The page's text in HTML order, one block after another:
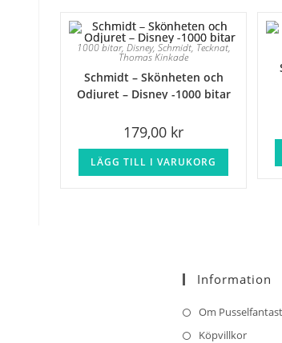
1000 bitar, Disney, Schmidt, Tecknat,
Thomas Kinkade
Schmidt – Skönheten och
Odjuret – Disney -1000 bitar
179,00 kr
LÄGG TILL I VARUKORG
Information
Om
Köpvillkor